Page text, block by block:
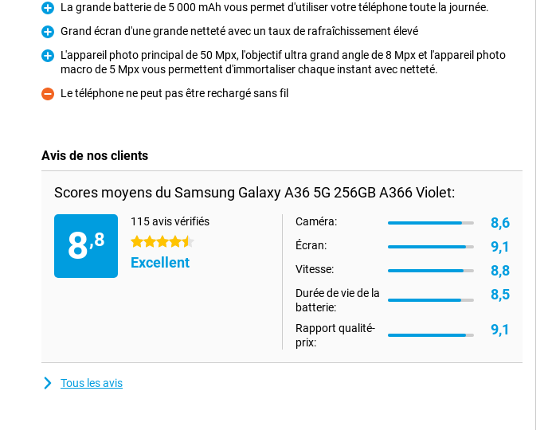
Pour
La grande batterie de 5 000 mAh vous permet d'utiliser votre téléphone toute la journée.
Pour
Grand écran d'une grande netteté avec un taux de rafraîchissement élevé
Pour
L'appareil photo principal de 50 Mpx, l'objectif ultra grand angle de 8 Mpx et l'appareil photo
macro de 5 Mpx vous permettent d'immortaliser chaque instant avec netteté.
Contre
Le téléphone ne peut pas être rechargé sans fil
Avis de nos clients
Scores moyens du Samsung Galaxy A36 5G 256GB A366 Violet:
8,8
115 avis vérifiés
4.5 étoiles
Excellent
Caméra: 8,6
Écran: 9,1
Vitesse: 8,8
Durée de vie de la
batterie:
8,5
Rapport qualité-
prix:
9,1
Tous les avis